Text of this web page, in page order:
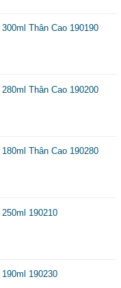
Thân Cao 190190
280ml Thân Cao 190200
Thân Cao 190280
250ml 190210
190230